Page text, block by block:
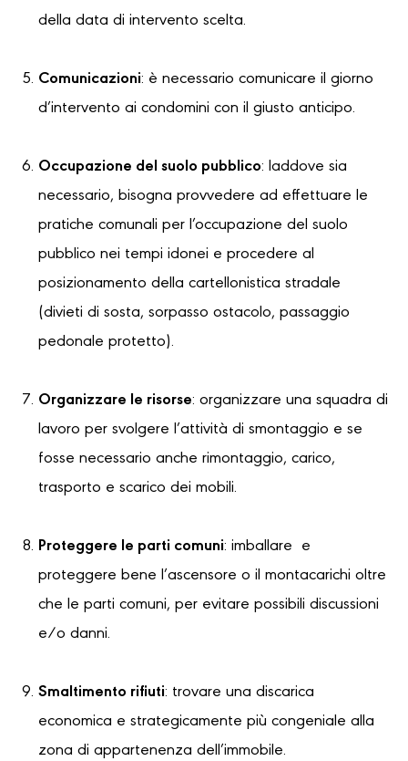
della data di intervento scelta.
Comunicazioni: è necessario comunicare il giorno
d’intervento ai condomini con il giusto anticipo.
Occupazione del suolo pubblico: laddove sia
necessario, bisogna provvedere ad effettuare le
pratiche comunali per l’occupazione del suolo
pubblico nei tempi idonei e procedere al
posizionamento della cartellonistica stradale
(divieti di sosta, sorpasso ostacolo, passaggio
pedonale protetto).
Organizzare le risorse: organizzare una squadra di
lavoro per svolgere l’attività di smontaggio e se
fosse necessario anche rimontaggio, carico,
trasporto e scarico dei mobili.
Proteggere le parti comuni: imballare e
proteggere bene l’ascensore o il montacarichi oltre
che le parti comuni, per evitare possibili discussioni
e/o danni.
Smaltimento rifiuti: trovare una discarica
economica e strategicamente più congeniale alla
zona di appartenenza dell’immobile.